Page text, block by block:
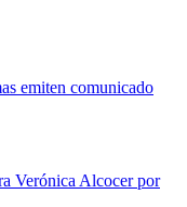
emiten comunicado
Verónica Alcocer por